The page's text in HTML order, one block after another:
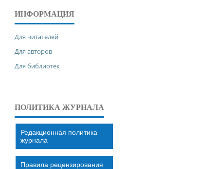
ИНФОРМАЦИЯ
Для читателей
Для авторов
Для библиотек
ПОЛИТИКА ЖУРНАЛА
Редакционная политика
журнала
Правила рецензирования